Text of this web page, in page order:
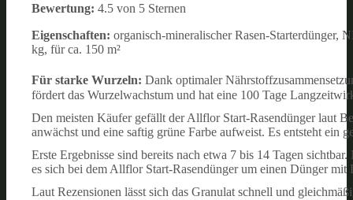
Bewertung: 4.5 von 5 Sternen
Eigenschaften: organisch-mineralischer Rasen-
kg, für ca. 150 m²
Für starke Wurzeln: Dank optimaler
fördert das Wurzelwachstum und hat eine 100 Tage
Den meisten Käufer gefällt der Allflor Start-Rasendünger laut
anwächst und eine saftig grüne Farbe aufweist. Es entsteht ein
Erste Ergebnisse sind bereits nach etwa 7 bis 14 Tagen
es sich bei dem Allflor Start-Rasendünger um einen Dünger
Laut Rezensionen lässt sich das Granulat schnell und